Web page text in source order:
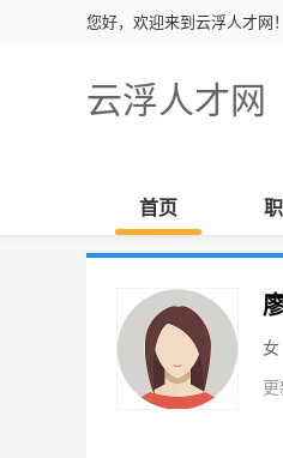
您好，欢迎来到云浮人才网！
云浮人才网
首页
女